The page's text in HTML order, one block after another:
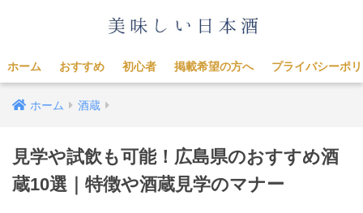
ホーム おすすめ 初心者 掲載希望の方へ プライバシーポ
ホーム 酒蔵
見学や試飲も可能！広島県のおすすめ酒
蔵10選｜特徴や酒蔵見学のマナー